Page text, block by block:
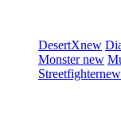
DesertXnew
Monsternew
Streetfighternew